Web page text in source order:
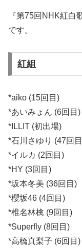
『第75回NHK紅白
です。
紅組
*aiko (15回目)
*あいみょん (6回目)
*ILLIT (初出場)
*石川さゆり (47回
*イルカ (2回目)
*HY (3回目)
*坂本冬美 (36回目)
*櫻坂46 (4回目)
*椎名林檎 (9回目)
*Superfly (8回目)
*高橋真梨子 (6回目)